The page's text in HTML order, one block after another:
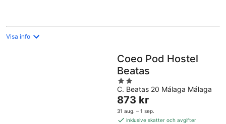
Visa info
Coeo Pod Hostel
Beatas
2
out
of
5
C. Beatas 20 Málaga Málaga
Priset
är
873 kr
873 kr
31 aug. – 1 sep.
inklusive skatter och avgifter